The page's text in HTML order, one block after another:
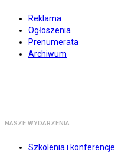
Reklama
Ogłoszenia
Prenumerata
Archiwum
NASZE WYDARZENIA
Szkolenia i konferencje